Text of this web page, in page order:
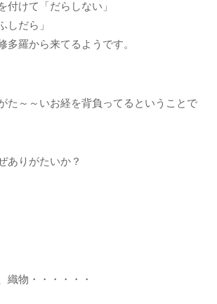
付けて「だらしない」
しだら」
多羅から来てるようです。
た～～いお経を背負ってるということで
ありがたいか？
織物・・・・・・